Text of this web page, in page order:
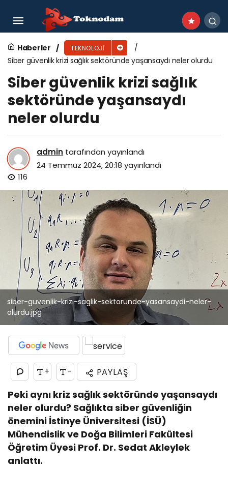
Haberler TEKNOLOJI
Siber güvenlik krizi sağlık sektöründe yaşansaydı neler olurdu
Siber güvenlik krizi sağlık
sektöründe yaşansaydı
neler olurdu
admin tarafından yayınlandı
24 Temmuz 2024, 20:18 yayınlandı
116
siber-guvenlik-krizi-saglik-sektorunde-yasansaydi-neler-
olurdu.jpg
+ - PAYLAŞ
Peki aynı kriz sağlık sektöründe yaşansaydı
neler olurdu? Sağlıkta siber güvenliğin
önemini İstinye Üniversitesi (İSÜ)
Mühendislik ve Doğa Bilimleri Fakültesi
Öğretim Üyesi Prof. Dr. Sedat Akleylek
anlattı.
Acer Aspire Spin 14, Dokunmatik Ekranı,
Dönüştürülebilir Kullanım Modlarıyla Mobil